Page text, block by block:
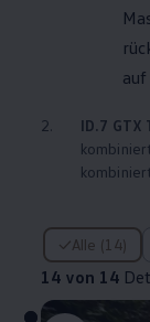
2. ID.7 GTX
Alle (14)
14 von 14
14 von 14